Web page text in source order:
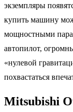
экземпляры
купить машину
мощностными
автопилот,
«нулевой
похвастаться
Mitsubishi